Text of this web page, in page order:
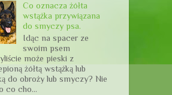
Co oznacza żółta
wstążka przywiązana
do smyczy psa.
Idąc na spacer ze
swoim psem
może pieski z
żółtą wstążką lub
do obroży lub smyczy? Nie
co cho...